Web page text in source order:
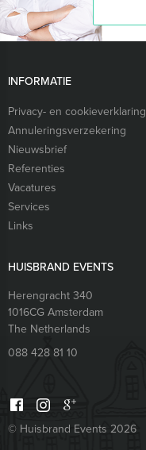
INFORMATIE
Privacy- en cookieverklaring
Annuleringsverzekering
Nieuwsbrief
Referenties
Vacatures
Services
Links
HUISBRAND EVENTS
Herengracht 340
1016CG Amsterdam
The Netherlands
088 428 81 10
© Huisbrand Events 2026